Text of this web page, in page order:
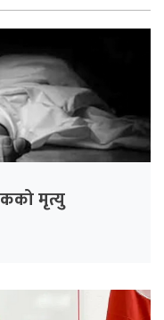
मृत्यु